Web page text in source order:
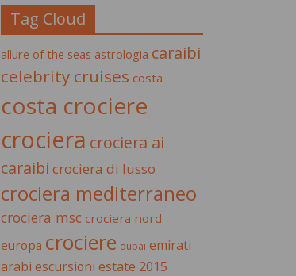
Tag Cloud
allure of the seas astrologia caraibi
celebrity cruises costa
costa crociere
crociera crociera ai
caraibi crociera di lusso
crociera mediterraneo
crociera msc crociera nord
europa crociere dubai emirati
arabi escursioni estate 2015